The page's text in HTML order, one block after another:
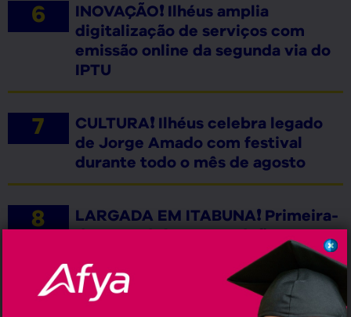
INOVAÇÃO❗ Ilhéus amplia
digitalização de serviços com
emissão online da segunda via do
IPTU
CULTURA❗ Ilhéus celebra legado
de Jorge Amado com festival
durante todo o mês de agosto
LARGADA EM ITABUNA❗ Primeira-
dama Andréa Castro define
lançamento da candidatura a
deputado estadual para dar
largada à disputa por uma vaga na